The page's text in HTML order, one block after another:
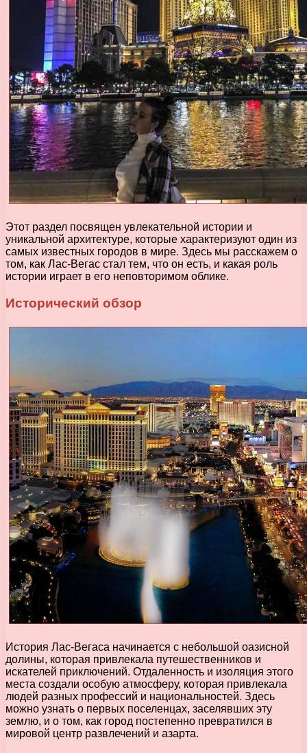
Этот раздел посвящен увлекательной истории и
уникальной архитектуре, которые характеризуют один из
самых известных городов в мире. Здесь мы расскажем о
том, как Лас-Вегас стал тем, что он есть, и какая роль
истории играет в его неповторимом облике.
Исторический обзор
История Лас-Вегаса начинается с небольшой оазисной
долины, которая привлекала путешественников и
искателей приключений. Отдаленность и изоляция этого
места создали особую атмосферу, которая привлекала
людей разных профессий и национальностей. Здесь
можно узнать о первых поселенцах, заселявших эту
землю, и о том, как город постепенно превратился в
мировой центр развлечений и азарта.